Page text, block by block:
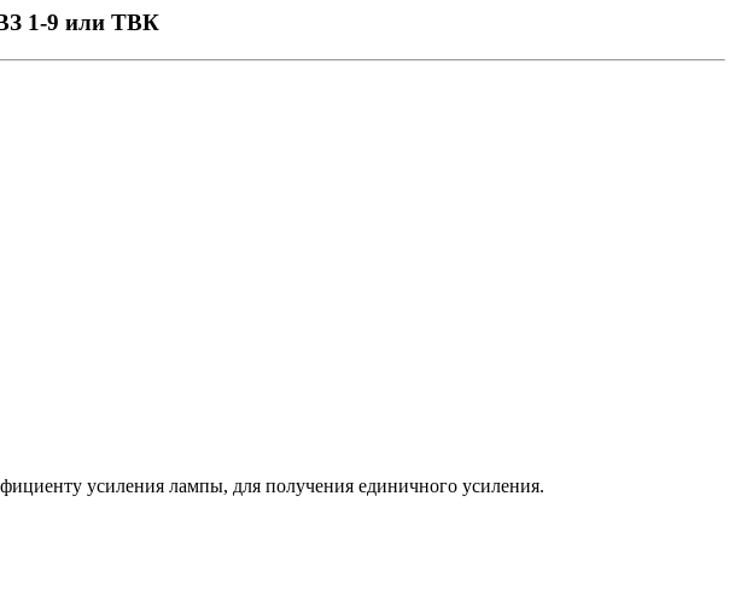
1-9 или ТВК
усиления лампы, для получения единичного усиления.